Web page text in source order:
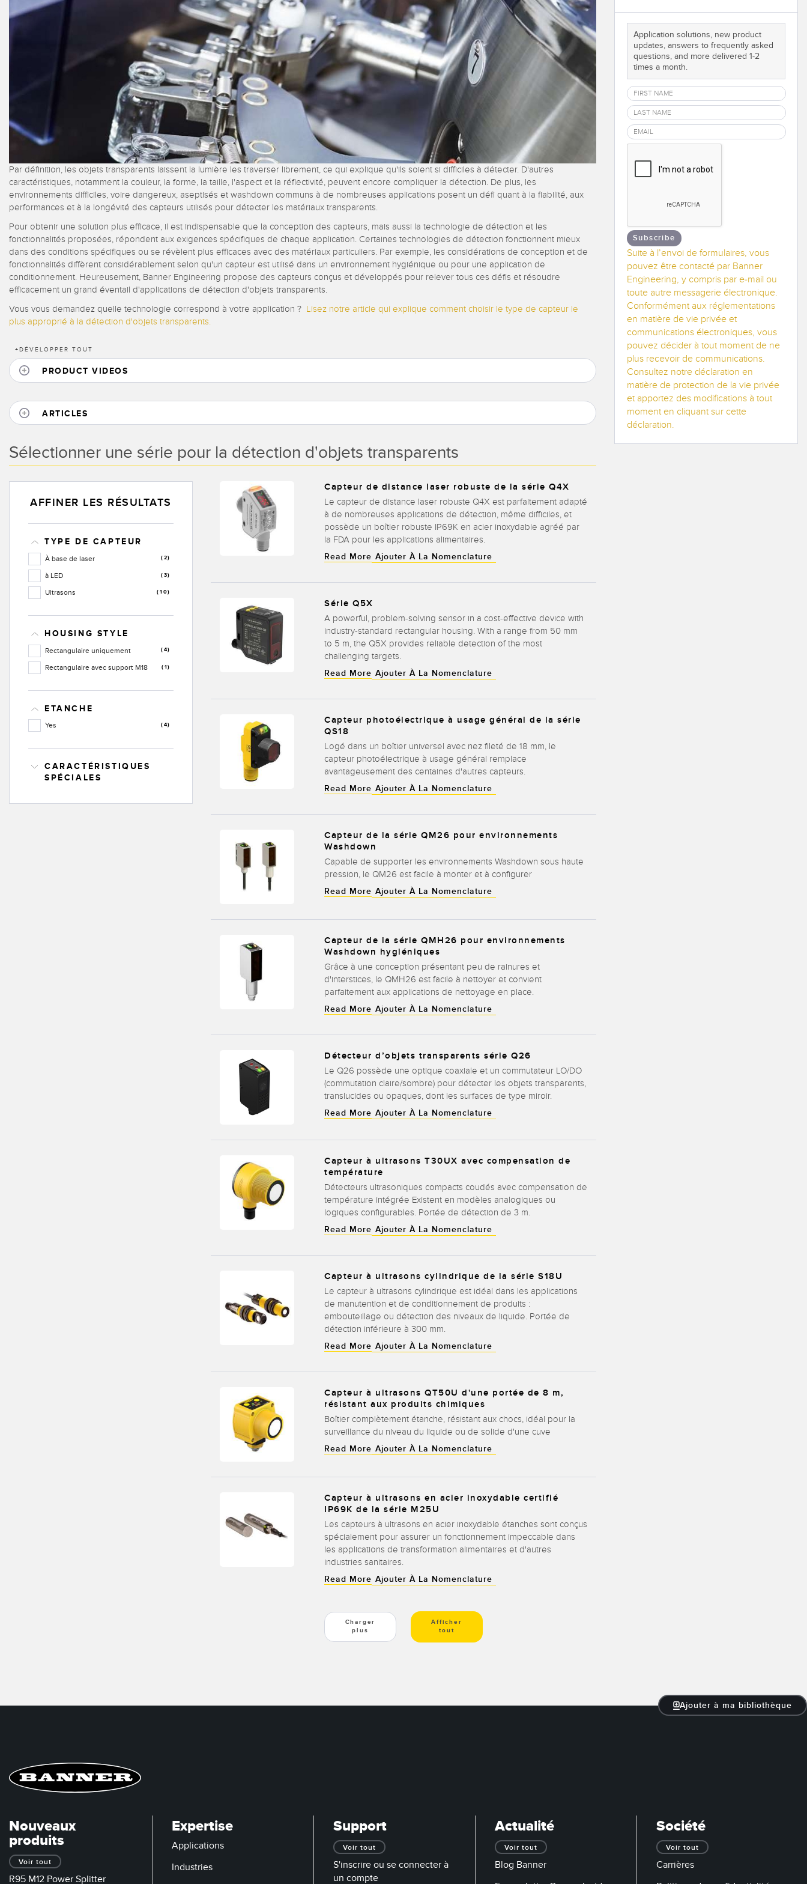
SYSTÈME D’E/S DÉPORTÉ
SOLUTIONS DE
SURVEILLANCE
SNAP SIGNAL
NOUVEAUX PRODUITS
ACCESSOIRES
LOGICIELS
TECHNOLOGIES
des conditions
des conditions sans fil
ACCESSORIES
Convertisseurs
LOGICIELS
Banner Measurement Sensor Software
Logiciels avec interface utilisateur
graphique pour capteurs
TECHNOLOGY
Capteurs avec IO-Link
INDICATION D'ÉTAT
MESURE & INSPECTION
CONTRÔLE QUALITÉ
DÉTECTION DE VÉHICULES
MAINTENANCE
PRÉDICTIVE
APPLICATIONS RADAR
de l'équipement
LIENS CONNEXES
Washdown
IO-Link
Par définition, les objets transparents laissent la lumière les traverser librement, ce qui explique qu'ils soient si difficiles à détecter. D'autres
caractéristiques, notamment la couleur, la forme, la taille, l'aspect et la réflectivité, peuvent encore compliquer la détection. De plus, les
environnements difficiles, voire dangereux, aseptisés et washdown communs à de nombreuses applications posent un défi quant à la fiabilité, aux
performances et à la longévité des capteurs utilisés pour détecter les matériaux transparents.
Pour obtenir une solution plus efficace, il est indispensable que la conception des capteurs, mais aussi la technologie de détection et les
fonctionnalités proposées, répondent aux exigences spécifiques de chaque application. Certaines technologies de détection fonctionnent mieux
dans des conditions spécifiques ou se révèlent plus efficaces avec des matériaux particuliers. Par exemple, les considérations de conception et de
fonctionnalités diffèrent considérablement selon qu'un capteur est utilisé dans un environnement hygiénique ou pour une application de
conditionnement. Heureusement, Banner Engineering propose des capteurs conçus et développés pour relever tous ces défis et résoudre
efficacement un grand éventail d'applications de détection d'objets transparents.
Vous vous demandez quelle technologie correspond à votre application ? Lisez notre article qui explique comment choisir le type de capteur le
plus approprié à la détection d'objets transparents.
+DÉVELOPPER TOUT
PRODUCT VIDEOS
ARTICLES
Sélectionner une série pour la détection d'objets transparents
AFFINER LES RÉSULTATS
TYPE DE CAPTEUR
(2)
À base de laser
(3)
à LED
(10)
Ultrasons
HOUSING STYLE
(4)
Rectangulaire uniquement
(1)
Rectangulaire avec support M18
ETANCHE
(4)
Yes
CARACTÉRISTIQUES
SPÉCIALES
Capteur de distance laser robuste de la série Q4X
Le capteur de distance laser robuste Q4X est parfaitement adapté
à de nombreuses applications de détection, même difficiles, et
possède un boîtier robuste IP69K en acier inoxydable agréé par
la FDA pour les applications alimentaires.
Read More Ajouter À La Nomenclature
Série Q5X
A powerful, problem-solving sensor in a cost-effective device with
industry-standard rectangular housing. With a range from 50 mm
to 5 m, the Q5X provides reliable detection of the most
challenging targets.
Read More Ajouter À La Nomenclature
Capteur photoélectrique à usage général de la série
QS18
Logé dans un boîtier universel avec nez fileté de 18 mm, le
capteur photoélectrique à usage général remplace
avantageusement des centaines d'autres capteurs.
Read More Ajouter À La Nomenclature
Capteur de la série QM26 pour environnements
Washdown
Capable de supporter les environnements Washdown sous haute
pression, le QM26 est facile à monter et à configurer
Read More Ajouter À La Nomenclature
Capteur de la série QMH26 pour environnements
Washdown hygiéniques
Grâce à une conception présentant peu de rainures et
d'interstices, le QMH26 est facile à nettoyer et convient
parfaitement aux applications de nettoyage en place.
Read More Ajouter À La Nomenclature
Détecteur d’objets transparents série Q26
Le Q26 possède une optique coaxiale et un commutateur LO/DO
(commutation claire/sombre) pour détecter les objets transparents,
translucides ou opaques, dont les surfaces de type miroir.
Read More Ajouter À La Nomenclature
Capteur à ultrasons T30UX avec compensation de
température
Détecteurs ultrasoniques compacts coudés avec compensation de
température intégrée Existent en modèles analogiques ou
logiques configurables. Portée de détection de 3 m.
Read More Ajouter À La Nomenclature
Capteur à ultrasons cylindrique de la série S18U
Le capteur à ultrasons cylindrique est idéal dans les applications
de manutention et de conditionnement de produits :
embouteillage ou détection des niveaux de liquide. Portée de
détection inférieure à 300 mm.
Read More Ajouter À La Nomenclature
Capteur à ultrasons QT50U d'une portée de 8 m,
résistant aux produits chimiques
Boîtier complètement étanche, résistant aux chocs, idéal pour la
surveillance du niveau du liquide ou de solide d'une cuve
Read More Ajouter À La Nomenclature
Capteur à ultrasons en acier inoxydable certifié
IP69K de la série M25U
Les capteurs à ultrasons en acier inoxydable étanches sont conçus
spécialement pour assurer un fonctionnement impeccable dans
les applications de transformation alimentaires et d'autres
industries sanitaires.
Read More Ajouter À La Nomenclature
Charger
plus
Afficher
tout
Application solutions, new product
updates, answers to frequently asked
questions, and more delivered 1-2
times a month.
Subscribe
Suite à l’envoi de formulaires, vous
pouvez être contacté par Banner
Engineering, y compris par e-mail ou
toute autre messagerie électronique.
Conformément aux réglementations
en matière de vie privée et
communications électroniques, vous
pouvez décider à tout moment de ne
plus recevoir de communications.
Consultez notre déclaration en
matière de protection de la vie privée
et apportez des modifications à tout
moment en cliquant sur cette
déclaration.
Ajouter à ma bibliothèque
Nouveaux
produits
Voir tout
R95 M12 Power Splitter
Expertise
Applications
Industries
Support
Voir tout
S'inscrire ou se connecter à
un compte
Actualité
Voir tout
Blog Banner
Société
Voir tout
Carrières